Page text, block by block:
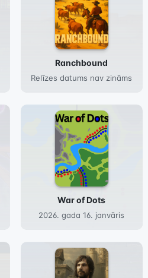
Ranchbound
Relīzes datums nav zināms
War of Dots
2026. gada 16. janvāris